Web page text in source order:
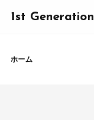
1st Generation
ホーム